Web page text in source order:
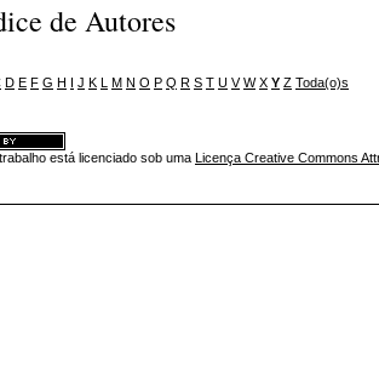
de Autores
D E F G H I J K L M N O P Q R S T U V W X Y Z Toda(o)s
está licenciado sob uma Licença Creative Commons